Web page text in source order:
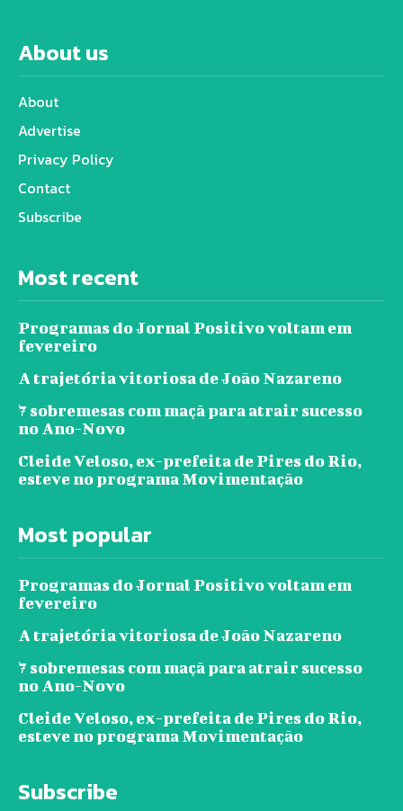
About us
About
Advertise
Privacy Policy
Contact
Subscribe
Most recent
Programas do Jornal Positivo voltam em
fevereiro
A trajetória vitoriosa de João Nazareno
7 sobremesas com maçã para atrair sucesso
no Ano-Novo
Cleide Veloso, ex-prefeita de Pires do Rio,
esteve no programa Movimentação
Most popular
Programas do Jornal Positivo voltam em
fevereiro
A trajetória vitoriosa de João Nazareno
7 sobremesas com maçã para atrair sucesso
no Ano-Novo
Cleide Veloso, ex-prefeita de Pires do Rio,
esteve no programa Movimentação
Subscribe